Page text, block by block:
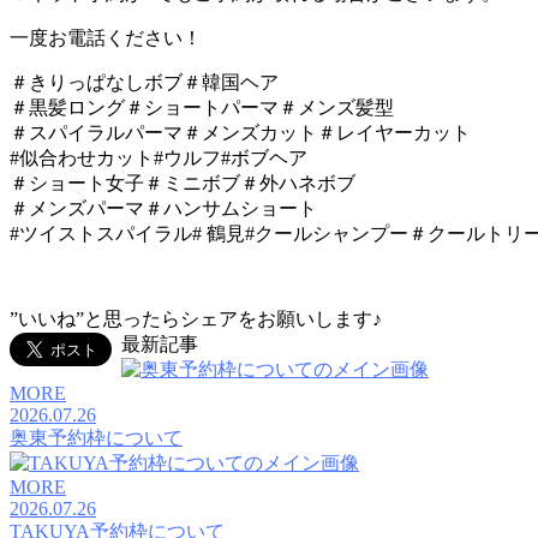
一度お電話ください！
＃きりっぱなしボブ＃韓国ヘア
＃黒髪ロング＃ショートパーマ＃メンズ髪型
＃スパイラルパーマ＃メンズカット＃レイヤーカット
#似合わせカット#ウルフ#ボブヘア
＃ショート女子＃ミニボブ＃外ハネボブ
＃メンズパーマ＃ハンサムショート
#ツイストスパイラル# 鶴見#クールシャンプー ＃クールトリ
”いいね”と思ったらシェアをお願いします♪
最新記事
MORE
2026.07.26
奥東予約枠について
MORE
2026.07.26
TAKUYA予約枠について